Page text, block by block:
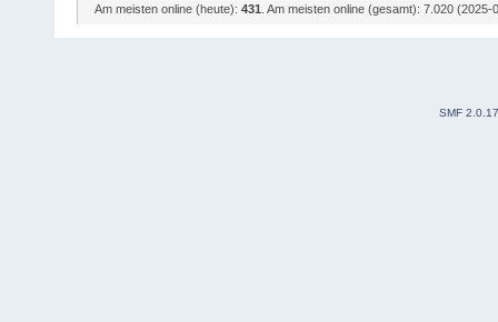
Am meisten online (heute):431 . Am meisten online (gesamt): 7.020
SMF 2.0.17